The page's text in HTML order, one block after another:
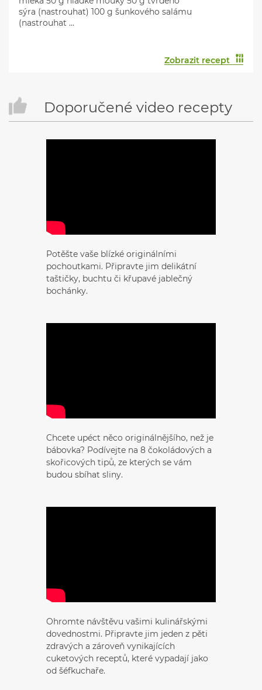
sýra (nastrouhat) 100 g šunkového salámu
(nastrouhat ...
Zobrazit recept
Doporučené video recepty
Potěšte vaše blízké originálními
pochoutkami. Připravte jim delikátní
taštičky, buchtu či křupavé jablečný
bochánky.
Chcete upéct něco originálnějšího, než je
bábovka? Podívejte na 8 čokoládových a
skořicových tipů, ze kterých se vám
budou sbíhat sliny.
Ohromte návštěvu vašimi kulinářskými
dovednostmi. Připravte jim jeden z pěti
zdravých a zároveň vynikajících
cuketových receptů, které vypadají jako
od šéfkuchaře.